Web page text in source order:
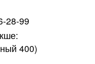
28-99
400)